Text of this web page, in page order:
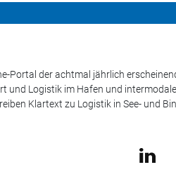
Portal der achtmal jährlich
Logistik im Hafen und
Klartext zu Logistik in See- und